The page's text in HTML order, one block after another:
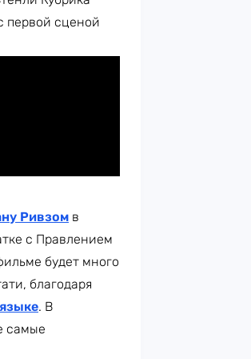
первой сценой
Ривзом в
с Правлением
будет много
благодаря
. В
самые